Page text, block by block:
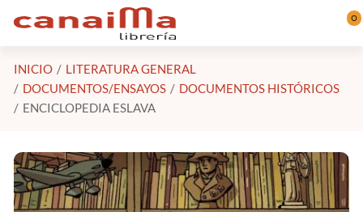
Saltar al contenido principal 0
INICIO
LITERATURA GENERAL
DOCUMENTOS/ENSAYOS
DOCUMENTOS HISTÓRICOS
ENCICLOPEDIA ESLAVA